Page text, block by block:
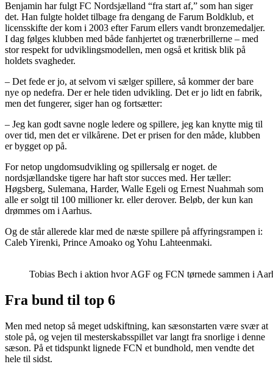
Benjamin har fulgt FC Nordsjælland “fra start af,” som han siger
det. Han fulgte holdet tilbage fra dengang de Farum Boldklub, et
licensskifte der kom i 2003 efter Farum ellers vandt bronzemedaljer.
I dag følges klubben med både fanhjertet og trænerbrillerne – med
stor respekt for udviklingsmodellen, men også et kritisk blik på
holdets svagheder.
– Det fede er jo, at selvom vi sælger spillere, så kommer der bare
nye op nedefra. Der er hele tiden udvikling. Det er jo lidt en fabrik,
men det fungerer, siger han og fortsætter:
– Jeg kan godt savne nogle ledere og spillere, jeg kan knytte mig til
over tid, men det er vilkårene. Det er prisen for den måde, klubben
er bygget op på.
For netop ungdomsudvikling og spillersalg er noget. de
nordsjællandske tigere har haft stor succes med. Her tæller:
Høgsberg, Sulemana, Harder, Walle Egeli og Ernest Nuahmah som
alle er solgt til 100 millioner kr. eller derover. Beløb, der kun kan
drømmes om i Aarhus.
Og de står allerede klar med de næste spillere på affyringsrampen i:
Caleb Yirenki, Prince Amoako og Yohu Lahteenmaki.
Tobias Bech i aktion hvor AGF og FCN tørnede sammen i
Fra bund til top 6
Men med netop så meget udskiftning, kan sæsonstarten være svær at
stole på, og vejen til mesterskabsspillet var langt fra snorlige i denne
sæson. På et tidspunkt lignede FCN et bundhold, men vendte det
hele til sidst.